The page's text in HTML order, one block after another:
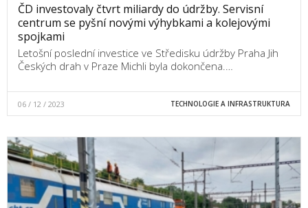
ČD investovaly čtvrt miliardy do údržby. Servisní
centrum se pyšní novými výhybkami a kolejovými
spojkami
Letošní poslední investice ve Středisku údržby Praha Jih
Českých drah v Praze Michli byla dokončena.…
06 / 12 / 2023 TECHNOLOGIE A INFRASTRUKTURA